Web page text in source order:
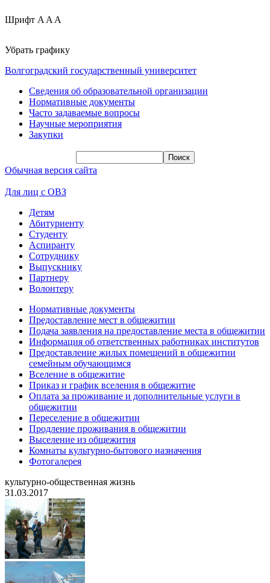
Шрифт A A A
Убрать графику
Волгоградский государственный университет
Сведения об образовательной организации
Нормативные документы
Часто задаваемые вопросы
Научные мероприятия
Закупки
Обычная версия сайта
Для лиц с ОВЗ
Детям
Абитуриенту
Студенту
Аспиранту
Сотруднику
Выпускнику
Партнеру
Волонтеру
Нормативные документы
Предоставление мест в общежитии
Подача заявления на предоставление места в общежитии
Информация об ответственных работниках институтов
Предоставление жилых помещений в общежитии
семейным обучающимся
Вселение в общежитие
Приказ и график вселения в общежитие
Оплата за проживание и дополнительные услуги в
общежитии
Переселение в общежитии
Продление проживания в общежитии
Выселение из общежития
Комнаты культурно-бытового назначения
Фотогалерея
культурно-общественная жизнь
31.03.2017